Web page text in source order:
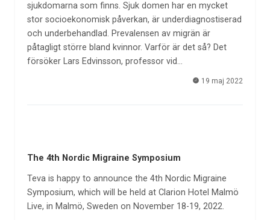
sjukdomarna som finns. Sjuk domen har en mycket
stor socioekonomisk påverkan, är underdiagnostiserad
och underbehandlad. Prevalensen av migrän är
påtagligt större bland kvinnor. Varför är det så? Det
försöker Lars Edvinsson, professor vid…
19 maj 2022
The 4th Nordic Migraine Symposium
Teva is happy to announce the 4th Nordic Migraine
Symposium, which will be held at Clarion Hotel Malmö
Live, in Malmö, Sweden on November 18-19, 2022.